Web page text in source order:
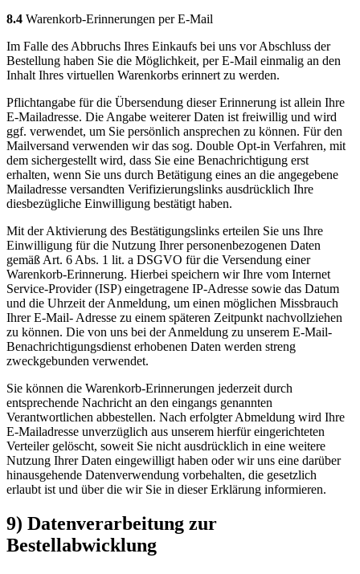
8.4 Warenkorb-Erinnerungen per E-Mail
Im Falle des Abbruchs Ihres Einkaufs bei uns vor Abschluss der
Bestellung haben Sie die Möglichkeit, per E-Mail einmalig an den
Inhalt Ihres virtuellen Warenkorbs erinnert zu werden.
Pflichtangabe für die Übersendung dieser Erinnerung ist allein Ihre
E-Mailadresse. Die Angabe weiterer Daten ist freiwillig und wird
ggf. verwendet, um Sie persönlich ansprechen zu können. Für den
Mailversand verwenden wir das sog. Double Opt-in Verfahren, mit
dem sichergestellt wird, dass Sie eine Benachrichtigung erst
erhalten, wenn Sie uns durch Betätigung eines an die angegebene
Mailadresse versandten Verifizierungslinks ausdrücklich Ihre
diesbezügliche Einwilligung bestätigt haben.
Mit der Aktivierung des Bestätigungslinks erteilen Sie uns Ihre
Einwilligung für die Nutzung Ihrer personenbezogenen Daten
gemäß Art. 6 Abs. 1 lit. a DSGVO für die Versendung einer
Warenkorb-Erinnerung. Hierbei speichern wir Ihre vom Internet
Service-Provider (ISP) eingetragene IP-Adresse sowie das Datum
und die Uhrzeit der Anmeldung, um einen möglichen Missbrauch
Ihrer E-Mail- Adresse zu einem späteren Zeitpunkt nachvollziehen
zu können. Die von uns bei der Anmeldung zu unserem E-Mail-
Benachrichtigungsdienst erhobenen Daten werden streng
zweckgebunden verwendet.
Sie können die Warenkorb-Erinnerungen jederzeit durch
entsprechende Nachricht an den eingangs genannten
Verantwortlichen abbestellen. Nach erfolgter Abmeldung wird Ihre
E-Mailadresse unverzüglich aus unserem hierfür eingerichteten
Verteiler gelöscht, soweit Sie nicht ausdrücklich in eine weitere
Nutzung Ihrer Daten eingewilligt haben oder wir uns eine darüber
hinausgehende Datenverwendung vorbehalten, die gesetzlich
erlaubt ist und über die wir Sie in dieser Erklärung informieren.
9) Datenverarbeitung zur
Bestellabwicklung